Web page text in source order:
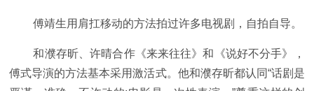
傅靖生用肩扛移动的方法拍过许多电视剧，自拍自导。
和濮存昕、许晴合作《来来往往》和《说好不分手》，
傅式导演的方法基本采用激活式。他和濮存昕都认同“话剧是